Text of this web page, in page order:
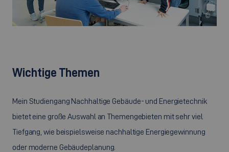
©
Wichtige Themen
Mein Studiengang Nachhaltige Gebäude- und Energietechnik
bietet eine große Auswahl an Themengebieten mit sehr viel
Tiefgang, wie beispielsweise nachhaltige Energiegewinnung
oder moderne Gebäudeplanung.